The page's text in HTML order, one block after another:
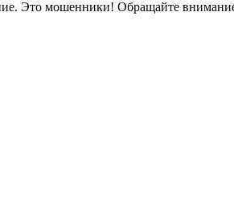
Это мошенники! Обращайте